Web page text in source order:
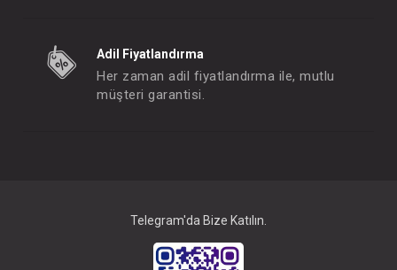
Adil Fiyatlandırma
Her zaman adil fiyatlandırma ile, mutlu
müşteri garantisi.
Telegram'da Bize Katılın.